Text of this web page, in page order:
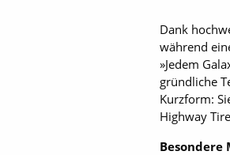
Dank
während
»Jedem
gründliche
Kurzform:
Highway
Besondere